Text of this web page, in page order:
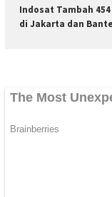
Indosat Tambah
di Jakarta dan